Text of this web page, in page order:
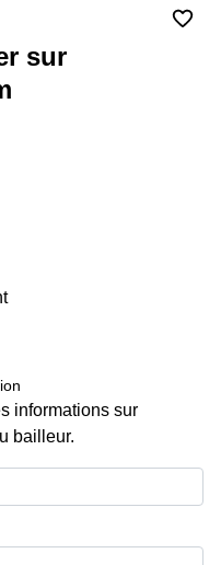
sur
informations sur
bailleur.